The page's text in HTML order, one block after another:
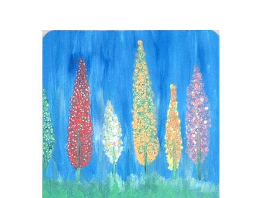
Επικοινωνία
Εισφορές